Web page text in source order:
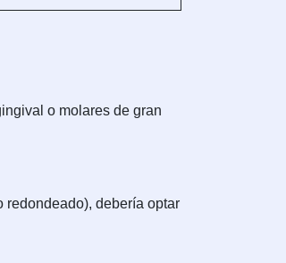
o molares de gran
redondeado), debería optar